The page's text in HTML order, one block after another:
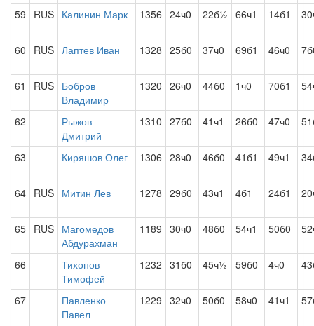
59 RUS Калинин Марк 1356 24ч0 22б½ 66ч1 14б1
60 RUS Лаптев Иван 1328 25б0 37ч0 69б1 46ч0
61 RUS Бобров
Владимир
1320 26ч0 44б0 1ч0 70б1
62
Рыжов
Дмитрий
1310 27б0 41ч1 26б0 47ч0
63 Киряшов Олег 1306 28ч0 46б0 41б1 49ч1
64 RUS Митин Лев 1278 29б0 43ч1 4б1 24б1
65 RUS Магомедов
Абдурахман
1189 30ч0 48б0 54ч1 50б0
66
Тихонов
Тимофей
1232 31б0 45ч½ 59б0 4ч0
67
Павленко
Павел
1229 32ч0 50б0 58ч0 41ч1